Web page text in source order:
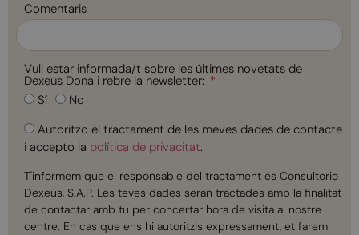
Comentaris
Vull estar informada/t sobre les últimes novetats de
Dexeus Dona i rebre la newsletter:
Sí
No
Autoritzo el tractament de les meves dades de contacte
i accepto la política de privacitat.
T'informem que el responsable del tractament és Consultorio
Dexeus, S.A.P. Les teves dades seran tractades amb la finalitat
de contactar amb tu per concertar hora de visita al nostre
centre. En cas que ens hi autoritzis expressament, et farem